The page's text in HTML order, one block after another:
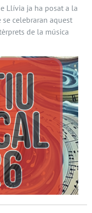
Llívia ja ha posat a la
celebraran aquest
de la música